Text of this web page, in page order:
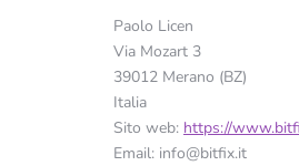
Paolo Licen
Via Mozart 3
39012 Merano (BZ)
Italia
Sito web: https://
Email: ti.xiftib@ofni